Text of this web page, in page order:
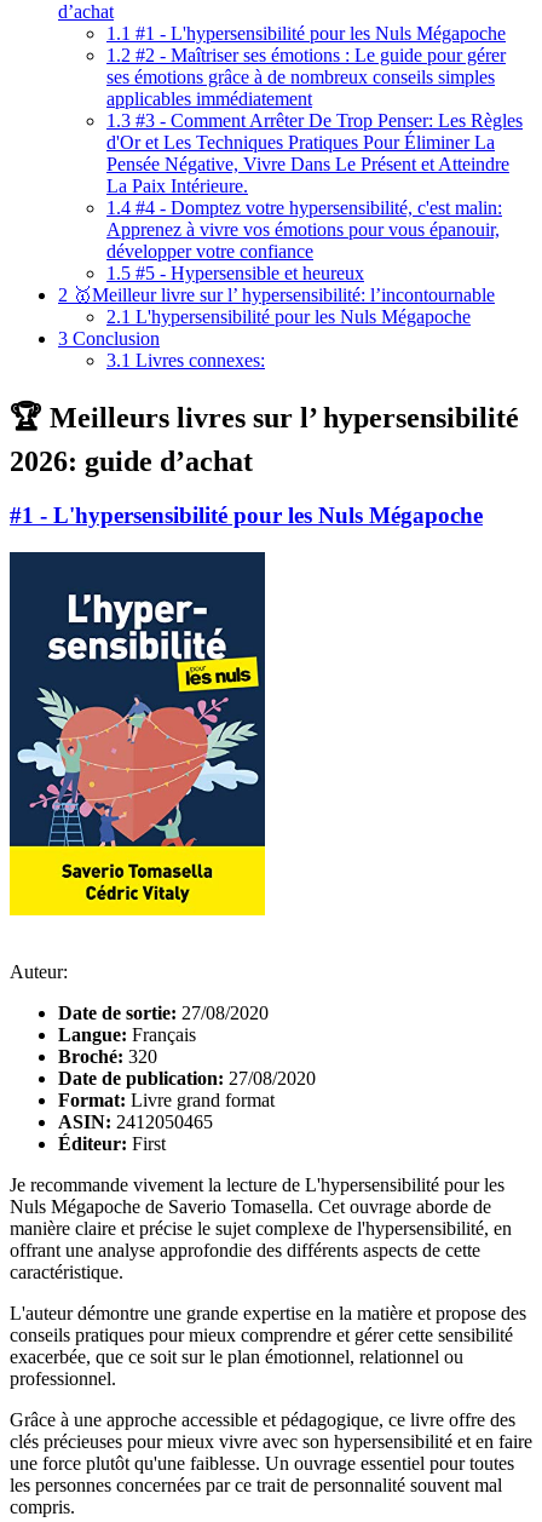
d’achat
1.1 #1 - L'hypersensibilité pour les Nuls Mégapoche
1.2 #2 - Maîtriser ses émotions : Le guide pour gérer
ses émotions grâce à de nombreux conseils simples
applicables immédiatement
1.3 #3 - Comment Arrêter De Trop Penser: Les Règles
d'Or et Les Techniques Pratiques Pour Éliminer La
Pensée Négative, Vivre Dans Le Présent et Atteindre
La Paix Intérieure.
1.4 #4 - Domptez votre hypersensibilité, c'est malin:
Apprenez à vivre vos émotions pour vous épanouir,
développer votre confiance
1.5 #5 - Hypersensible et heureux
2 🥇Meilleur livre sur l’ hypersensibilité: l’incontournable
2.1 L'hypersensibilité pour les Nuls Mégapoche
3 Conclusion
3.1 Livres connexes:
🏆 Meilleurs livres sur l’ hypersensibilité
2026: guide d’achat
#1 - L'hypersensibilité pour les Nuls Mégapoche
Auteur:
Date de sortie: 27/08/2020
Langue: Français
Broché: 320
Date de publication: 27/08/2020
Format: Livre grand format
ASIN: 2412050465
Éditeur: First
Je recommande vivement la lecture de L'hypersensibilité pour les
Nuls Mégapoche de Saverio Tomasella. Cet ouvrage aborde de
manière claire et précise le sujet complexe de l'hypersensibilité, en
offrant une analyse approfondie des différents aspects de cette
caractéristique.
L'auteur démontre une grande expertise en la matière et propose des
conseils pratiques pour mieux comprendre et gérer cette sensibilité
exacerbée, que ce soit sur le plan émotionnel, relationnel ou
professionnel.
Grâce à une approche accessible et pédagogique, ce livre offre des
clés précieuses pour mieux vivre avec son hypersensibilité et en faire
une force plutôt qu'une faiblesse. Un ouvrage essentiel pour toutes
les personnes concernées par ce trait de personnalité souvent mal
compris.